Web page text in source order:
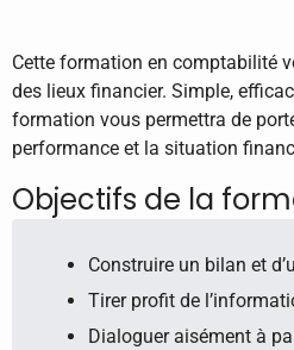
Cette formation en comptabilité
des lieux financier. Simple,
formation vous permettra de
performance et la situation
Objectifs de la
Construire un bilan et
Tirer profit de
Dialoguer aisément à